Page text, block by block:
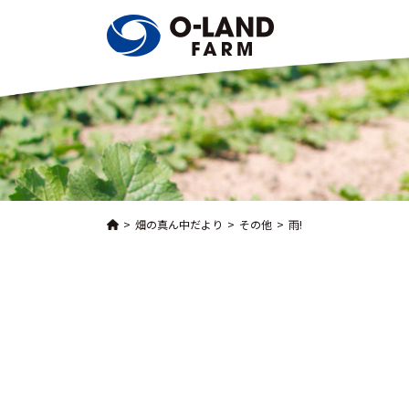
畑の真ん中だより その他 雨!